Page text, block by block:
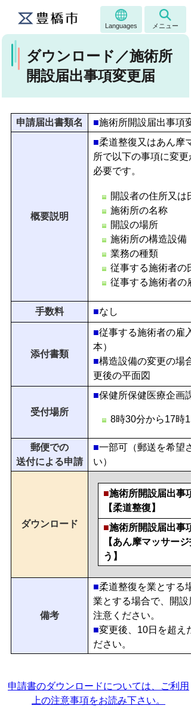
Languages メニュー
ダウンロード／施術所
開設届出事項変更届
申請届出書類名 ■施術所開設届出事項
概要説明
■柔道整復又はあん摩
所で以下の事項に変
必要です。
開設者の住所又は
施術所の名称
開設の場所
施術所の構造設備
業務の種類
従事する施術者の
従事する施術者の
手数料 ■なし
添付書類
■従事する施術者の雇
本）
■構造設備の変更の場
更後の平面図
受付場所
■保健所保健医療企画
8時30分から17時
郵便での
送付による申請
■一部可（郵送を希望
い）
ダウンロード
■施術所開設届出事
【柔道整復】
■施術所開設届出事
【あん摩マッサー
う】
備考
■柔道整復を業とする
業とする場合で、開
注意ください。
■変更後、10日を超え
ださい。
申請書のダウンロードについては、ご利用
上の注意事項をお読み下さい。